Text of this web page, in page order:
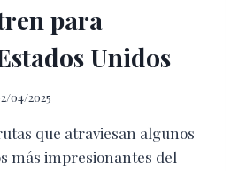
para
Unidos
04/2025
que atraviesan algunos
más impresionantes del